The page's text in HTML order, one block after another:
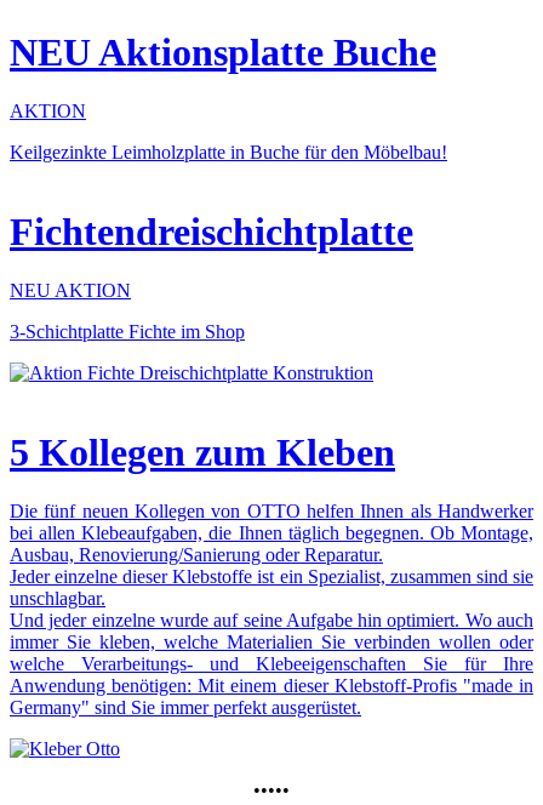
NEU Aktionsplatte Buche
AKTION
Keilgezinkte Leimholzplatte in Buche für den Möbelbau!
Fichtendreischichtplatte
NEU AKTION
3-Schichtplatte Fichte im Shop
5 Kollegen zum Kleben
Die fünf neuen Kollegen von OTTO helfen Ihnen als Handwerker
bei allen Klebeaufgaben, die Ihnen täglich begegnen. Ob Montage,
Ausbau, Renovierung/Sanierung oder Reparatur.
Jeder einzelne dieser Klebstoffe ist ein Spezialist, zusammen sind sie
unschlagbar.
Und jeder einzelne wurde auf seine Aufgabe hin optimiert. Wo auch
immer Sie kleben, welche Materialien Sie verbinden wollen oder
welche Verarbeitungs- und Klebeeigenschaften Sie für Ihre
Anwendung benötigen: Mit einem dieser Klebstoff-Profis "made in
Germany" sind Sie immer perfekt ausgerüstet.
•••••